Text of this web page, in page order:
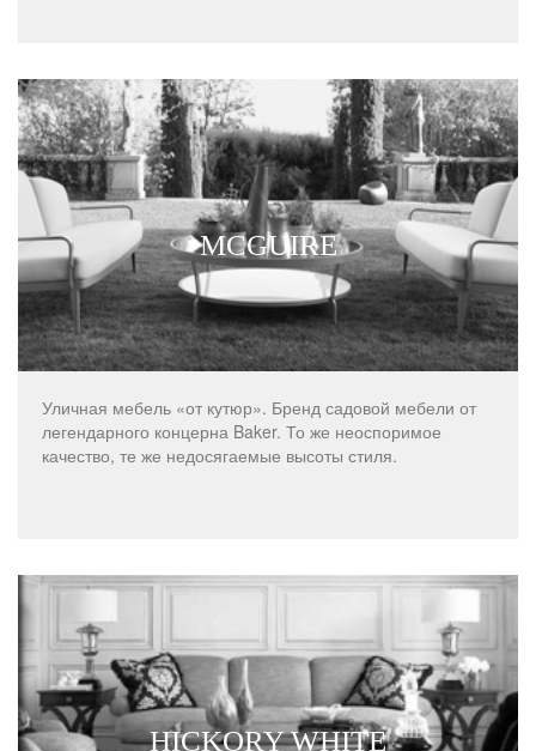
MCGUIRE
Уличная мебель «от кутюр». Бренд садовой мебели от
легендарного концерна Baker. То же неоспоримое
качество, те же недосягаемые высоты стиля.
HICKORY WHITE